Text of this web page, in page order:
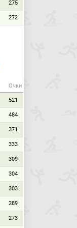
275
272
Очки
521
484
371
333
309
304
303
289
273